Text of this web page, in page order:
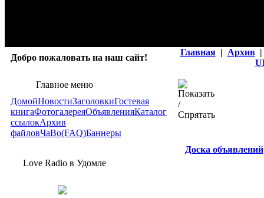
Добро пожаловать на наш сайт!
Главная | Архив |
Главное меню
ДомойНовостиЗаголовкиГостевая
книгаФотогалереяОбъявленияКаталог
ссылокАрхив
файловЧаВо(FAQ)Баннеры
Love Radio в Удомле
Доска объявлений